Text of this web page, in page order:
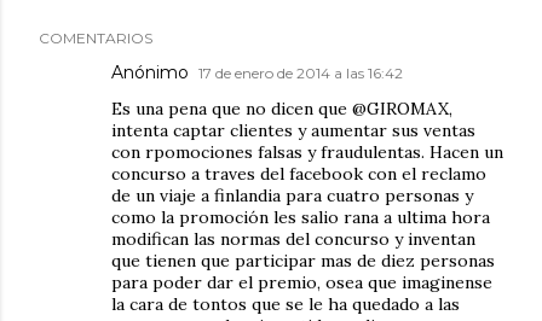
COMENTARIOS
Anónimo 17 de enero de 2014 a las 16:42
Es una pena que no dicen que @GIROMAX,
intenta captar clientes y aumentar sus ventas
con rpomociones falsas y fraudulentas. Hacen un
concurso a traves del facebook con el reclamo
de un viaje a finlandia para cuatro personas y
como la promoción les salio rana a ultima hora
modifican las normas del concurso y inventan
que tienen que participar mas de diez personas
para poder dar el premio, osea que imaginense
la cara de tontos que se le ha quedado a las